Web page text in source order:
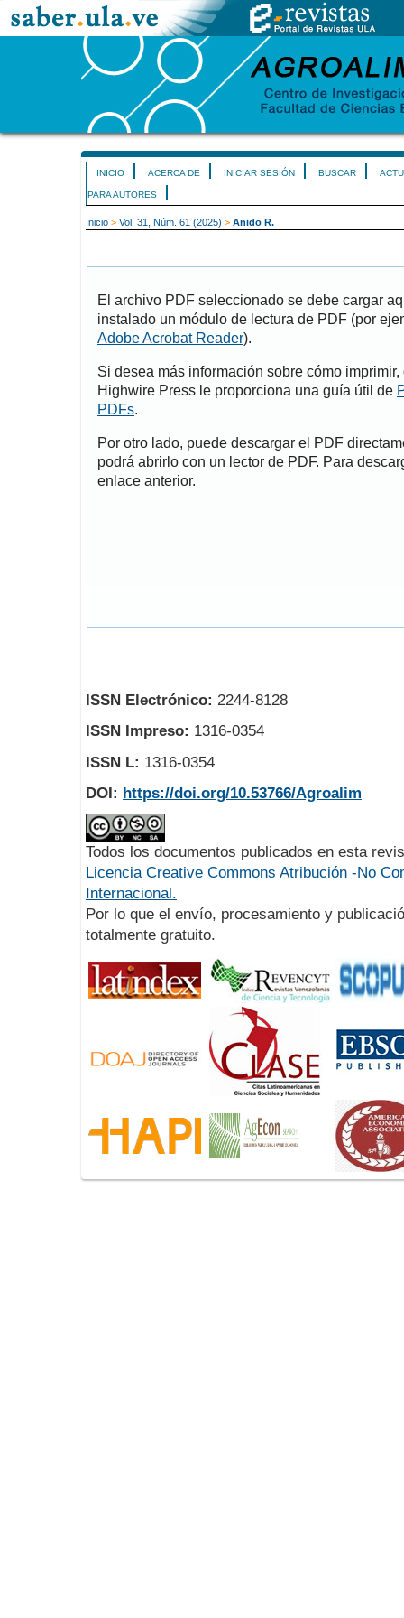
INICIO ACERCA DE INICIAR SESIÓN BUSCAR
PARA AUTORES
Inicio > Vol. 31, Núm. 61 (2025) > Anido R.
El archivo PDF seleccionado se debe cargar
instalado un módulo de lectura de PDF (por
Adobe Acrobat Reader).
Si desea más información sobre cómo
Highwire Press le proporciona una guía útil de
PDFs.
Por otro lado, puede descargar el PDF
podrá abrirlo con un lector de PDF. Para
enlace anterior.
ISSN Electrónico: 2244-8128
ISSN Impreso: 1316-0354
ISSN L: 1316-0354
DOI: https://doi.org/10.53766/Agroalim
Todos los documentos publicados en esta
Licencia Creative Commons Atribución -No
Internacional.
Por lo que el envío, procesamiento y
totalmente gratuito.